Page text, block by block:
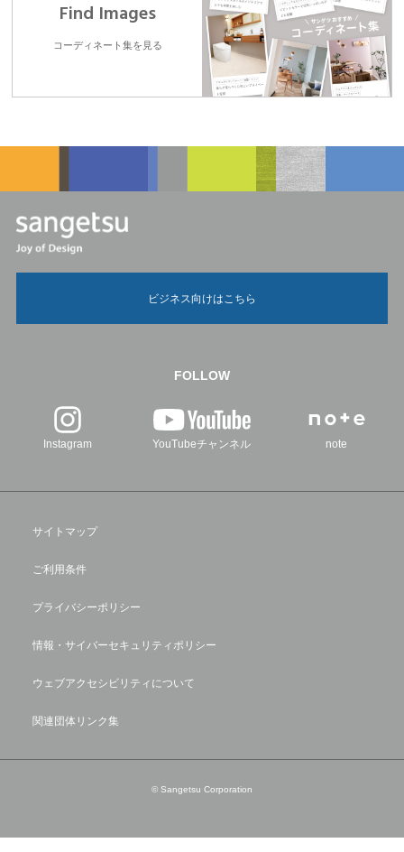
Find Images
コーディネート集を見る
ビジネス向けはこちら
FOLLOW
Instagram YouTubeチャンネル note
サイトマップ
ご利用条件
プライバシーポリシー
情報・サイバーセキュリティポリシー
ウェブアクセシビリティについて
関連団体リンク集
© Sangetsu Corporation